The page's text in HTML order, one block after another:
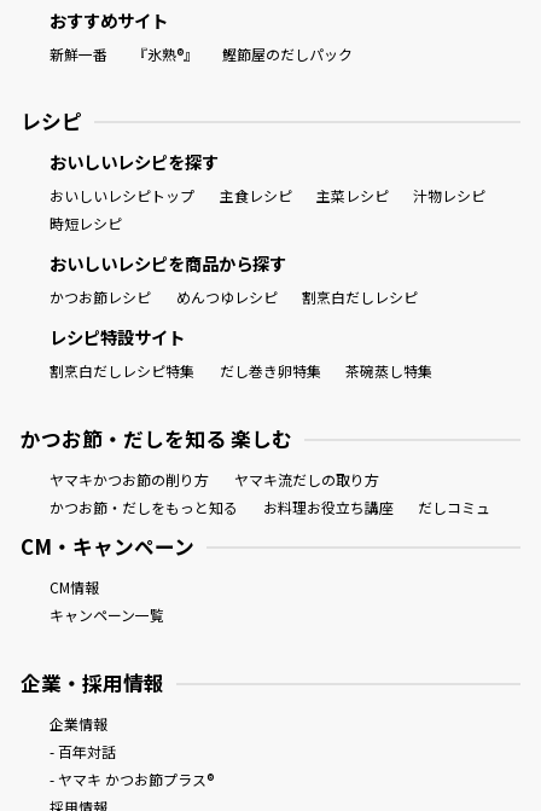
おすすめサイト
新鮮一番 『氷熟®』 鰹節屋のだしパック
レシピ
おいしいレシピを探す
おいしいレシピトップ 主食レシピ 主菜レシピ
汁物レシピ
時短レシピ
おいしいレシピを商品から探す
かつお節レシピ めんつゆレシピ 割烹白だしレシピ
レシピ特設サイト
割烹白だしレシピ特集 だし巻き卵特集 茶碗蒸し特集
かつお節・だしを知る 楽しむ
ヤマキかつお節の削り方
ヤマキ流だしの取り方
かつお節・だしをもっと知る
お料理お役立ち講座 だしコミュ
CM・キャンペーン
CM情報
キャンペーン一覧
企業・採用情報
企業情報
- 百年対話
- ヤマキ かつお節プラス®